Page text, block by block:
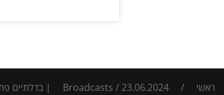
ראשי /
Broadcasts / 23.06.2024 | בדלתיים פתוחות